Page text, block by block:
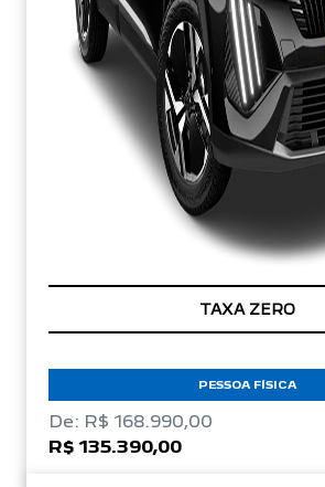
TAXA ZERO
PESSOA FÍSICA
De: R$ 168.990,00
R$ 135.390,00